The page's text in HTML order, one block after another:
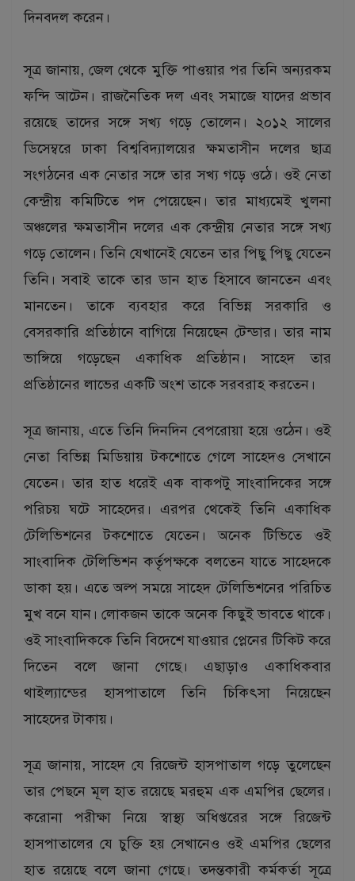
দিনবদল করেন।
সূত্র জানায়, জেল থেকে মুক্তি পাওয়ার পর তিনি অন্যরকম
ফন্দি আটেন। রাজনৈতিক দল এবং সমাজে যাদের প্রভাব
রয়েছে তাদের সঙ্গে সখ্য গড়ে তোলেন। ২০১২ সালের
ডিসেম্বরে ঢাকা বিশ্ববিদ্যালয়ের ক্ষমতাসীন দলের ছাত্র
সংগঠনের এক নেতার সঙ্গে তার সখ্য গড়ে ওঠে। ওই নেতা
কেন্দ্রীয় কমিটিতে পদ পেয়েছেন। তার মাধ্যমেই খুলনা
অঞ্চলের ক্ষমতাসীন দলের এক কেন্দ্রীয় নেতার সঙ্গে সখ্য
গড়ে তোলেন। তিনি যেখানেই যেতেন তার পিছু পিছু যেতেন
তিনি। সবাই তাকে তার ডান হাত হিসাবে জানতেন এবং
মানতেন। তাকে ব্যবহার করে বিভিন্ন সরকারি ও
বেসরকারি প্রতিষ্ঠানে বাগিয়ে নিয়েছেন টেন্ডার। তার নাম
ভাঙ্গিয়ে গড়েছেন একাধিক প্রতিষ্ঠান। সাহেদ তার
প্রতিষ্ঠানের লাভের একটি অংশ তাকে সরবরাহ করতেন।
সূত্র জানায়, এতে তিনি দিনদিন বেপরোয়া হয়ে ওঠেন। ওই
নেতা বিভিন্ন মিডিয়ায় টকশোতে গেলে সাহেদও সেখানে
যেতেন। তার হাত ধরেই এক বাকপটু সাংবাদিকের সঙ্গে
পরিচয় ঘটে সাহেদের। এরপর থেকেই তিনি একাধিক
টেলিভিশনের টকশোতে যেতেন। অনেক টিভিতে ওই
সাংবাদিক টেলিভিশন কর্তৃপক্ষকে বলতেন যাতে সাহেদকে
ডাকা হয়। এতে অল্প সময়ে সাহেদ টেলিভিশনের পরিচিত
মুখ বনে যান। লোকজন তাকে অনেক কিছুই ভাবতে থাকে।
ওই সাংবাদিককে তিনি বিদেশে যাওয়ার প্লেনের টিকিট করে
দিতেন বলে জানা গেছে। এছাড়াও একাধিকবার
থাইল্যান্ডের হাসপাতালে তিনি চিকিৎসা নিয়েছেন
সাহেদের টাকায়।
সূত্র জানায়, সাহেদ যে রিজেন্ট হাসপাতাল গড়ে তুলেছেন
তার পেছনে মূল হাত রয়েছে মরহুম এক এমপির ছেলের।
করোনা পরীক্ষা নিয়ে স্বাস্থ্য অধিপ্তরের সঙ্গে রিজেন্ট
হাসপাতালের যে চুক্তি হয় সেখানেও ওই এমপির ছেলের
হাত রয়েছে বলে জানা গেছে। তদন্তকারী কর্মকর্তা সূত্রে